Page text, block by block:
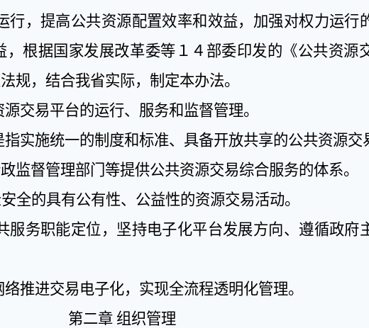
行，提高公共资源配置效率和效益，加强对权力运行
根据国家发展改革委等１４部委印发的《公共资源
规，结合我省实际，制定本办法。
交易平台的运行、服务和监督管理。
实施统一的制度和标准、具备开放共享的公共资源
监督管理部门等提供公共资源交易综合服务的体系。
全的具有公有性、公益性的资源交易活动。
服务职能定位，坚持电子化平台发展方向、遵循政府
推进交易电子化，实现全流程透明化管理。
第二章 组织管理